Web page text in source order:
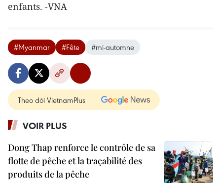
enfants. -VNA
#Myanmar #Fête #mi-automne
Theo dõi VietnamPlus
VOIR PLUS
Dong Thap renforce le contrôle de sa
flotte de pêche et la traçabilité des
produits de la pêche